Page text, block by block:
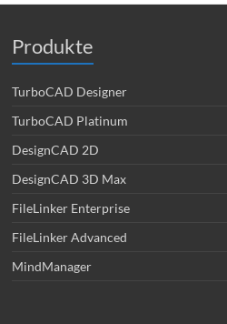
Produkte
TurboCAD Designer
TurboCAD Platinum
DesignCAD 2D
DesignCAD 3D Max
FileLinker Enterprise
FileLinker Advanced
MindManager